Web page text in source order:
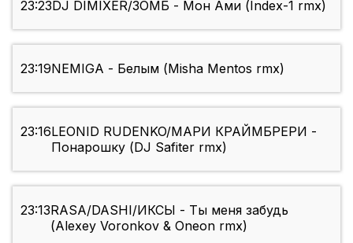
23:23DJ DIMIXER/ЗОМБ - Мон Ами (Index-1 rmx)
23:19NEMIGA - Белым (Misha Mentos rmx)
23:16LEONID RUDENKO/МАРИ КРАЙМБРЕРИ -
Понарошку (DJ Safiter rmx)
23:13RASA/DASHI/ИКСЫ - Ты меня забудь
(Alexey Voronkov & Oneon rmx)